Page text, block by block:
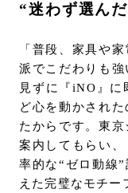
“迷わず選ん
「普段、家具や
派でこだわりも
⾒ずに『iNO』に
ど⼼を動かされ
たからです。東
案内してもらい
率的な“ゼロ動線
えた完璧なモチー